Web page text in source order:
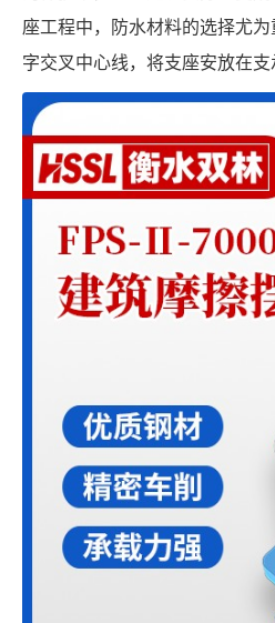
座工程中，防水材料的选择尤
字交叉中心线，将支座安放在